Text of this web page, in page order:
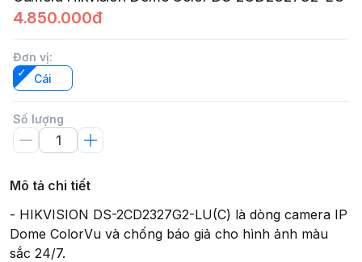
4.850.000đ
Đơn vị:
Cái
Số lượng
Mô tả chi tiết
- HIKVISION DS-2CD2327G2-LU(C) là dòng camera IP
Dome ColorVu và chống báo giả cho hình ảnh màu
sắc 24/7.